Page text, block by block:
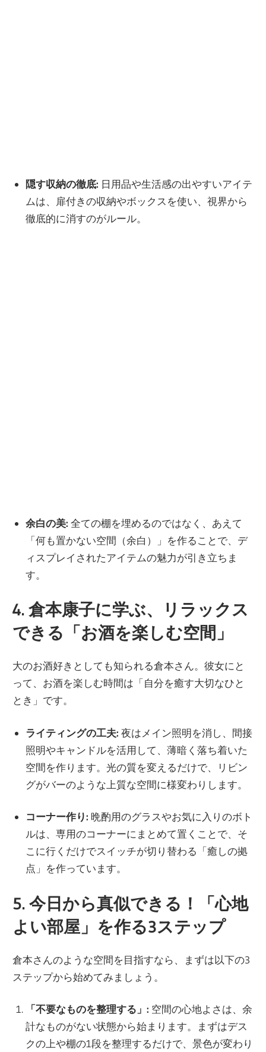
隠す収納の徹底: 日用品や生活感の出やすいアイテ
ムは、扉付きの収納やボックスを使い、視界から
徹底的に消すのがルール。
余白の美: 全ての棚を埋めるのではなく、あえて
「何も置かない空間（余白）」を作ることで、デ
ィスプレイされたアイテムの魅力が引き立ちま
す。
4. 倉本康子に学ぶ、リラックス
できる「お酒を楽しむ空間」
大のお酒好きとしても知られる倉本さん。彼女にと
って、お酒を楽しむ時間は「自分を癒す大切なひと
とき」です。
ライティングの工夫: 夜はメイン照明を消し、間接
照明やキャンドルを活用して、薄暗く落ち着いた
空間を作ります。光の質を変えるだけで、リビン
グがバーのような上質な空間に様変わりします。
コーナー作り: 晩酌用のグラスやお気に入りのボト
ルは、専用のコーナーにまとめて置くことで、そ
こに行くだけでスイッチが切り替わる「癒しの拠
点」を作っています。
5. 今日から真似できる！「心地
よい部屋」を作る3ステップ
倉本さんのような空間を目指すなら、まずは以下の3
ステップから始めてみましょう。
「不要なものを整理する」: 空間の心地よさは、余
計なものがない状態から始まります。まずはデス
クの上や棚の1段を整理するだけで、景色が変わり